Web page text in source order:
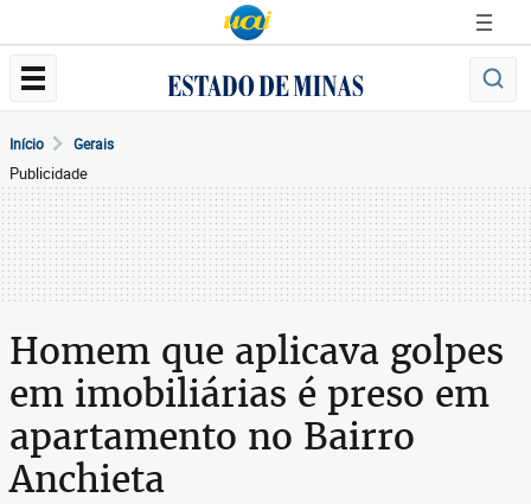
Início Gerais
Publicidade
Homem que aplicava golpes
em imobiliárias é preso em
apartamento no Bairro
Anchieta